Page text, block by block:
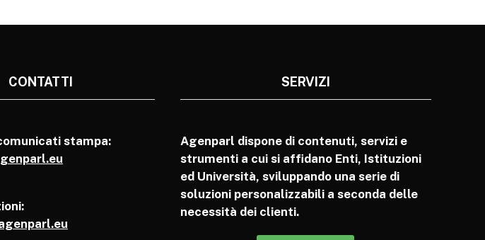
CONTATTI
stampa:
SERVIZI
Agenparl dispone di contenuti, servizi e
strumenti a cui si affidano Enti, Istituzioni
ed Università, sviluppando una serie di
soluzioni personalizzabili a seconda delle
necessità dei clienti.